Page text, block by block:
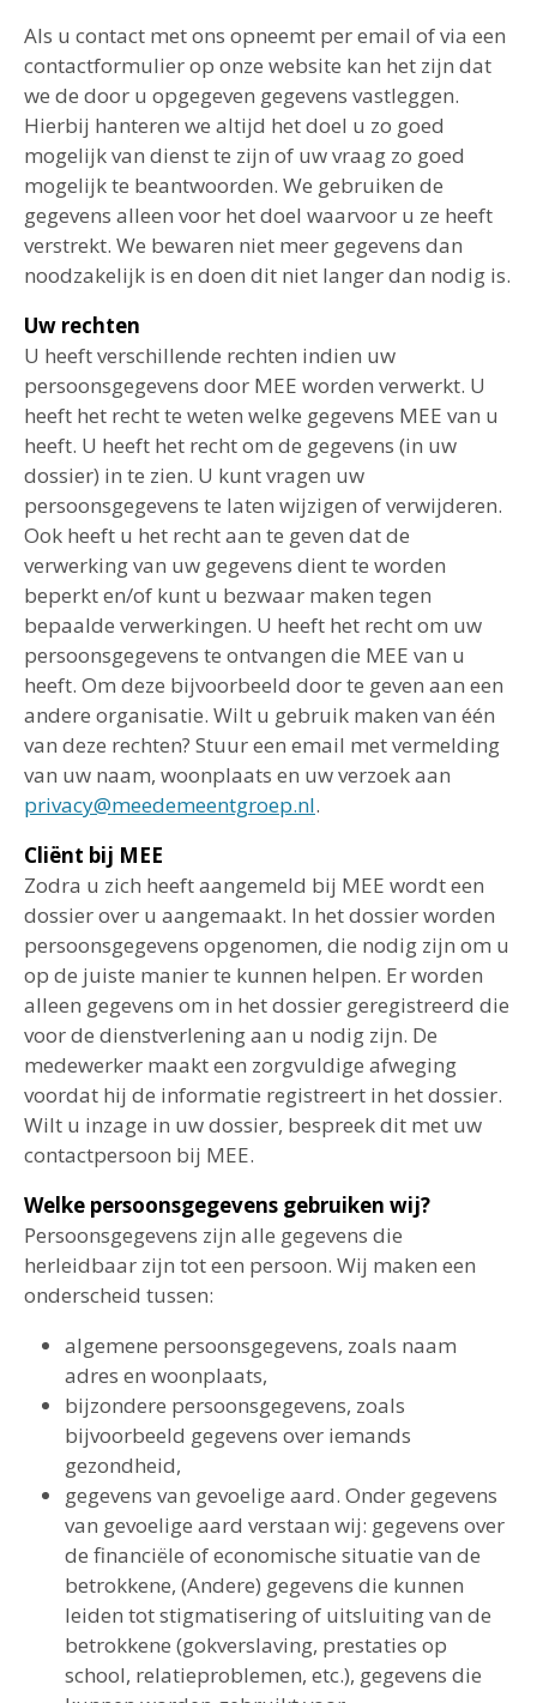
Als u contact met ons opneemt per email of via een
contactformulier op onze website kan het zijn dat
we de door u opgegeven gegevens vastleggen.
Hierbij hanteren we altijd het doel u zo goed
mogelijk van dienst te zijn of uw vraag zo goed
mogelijk te beantwoorden. We gebruiken de
gegevens alleen voor het doel waarvoor u ze heeft
verstrekt. We bewaren niet meer gegevens dan
noodzakelijk is en doen dit niet langer dan nodig is.
Uw rechten
U heeft verschillende rechten indien uw
persoonsgegevens door MEE worden verwerkt. U
heeft het recht te weten welke gegevens MEE van u
heeft. U heeft het recht om de gegevens (in uw
dossier) in te zien. U kunt vragen uw
persoonsgegevens te laten wijzigen of verwijderen.
Ook heeft u het recht aan te geven dat de
verwerking van uw gegevens dient te worden
beperkt en/of kunt u bezwaar maken tegen
bepaalde verwerkingen. U heeft het recht om uw
persoonsgegevens te ontvangen die MEE van u
heeft. Om deze bijvoorbeeld door te geven aan een
andere organisatie. Wilt u gebruik maken van één
van deze rechten? Stuur een email met vermelding
van uw naam, woonplaats en uw verzoek aan
privacy@meedemeentgroep.nl.
Cliënt bij MEE
Zodra u zich heeft aangemeld bij MEE wordt een
dossier over u aangemaakt. In het dossier worden
persoonsgegevens opgenomen, die nodig zijn om u
op de juiste manier te kunnen helpen. Er worden
alleen gegevens om in het dossier geregistreerd die
voor de dienstverlening aan u nodig zijn. De
medewerker maakt een zorgvuldige afweging
voordat hij de informatie registreert in het dossier.
Wilt u inzage in uw dossier, bespreek dit met uw
contactpersoon bij MEE.
Welke persoonsgegevens gebruiken wij?
Persoonsgegevens zijn alle gegevens die
herleidbaar zijn tot een persoon. Wij maken een
onderscheid tussen:
algemene persoonsgegevens, zoals naam
adres en woonplaats,
bijzondere persoonsgegevens, zoals
bijvoorbeeld gegevens over iemands
gezondheid,
gegevens van gevoelige aard. Onder gegevens
van gevoelige aard verstaan wij: gegevens over
de financiële of economische situatie van de
betrokkene, (Andere) gegevens die kunnen
leiden tot stigmatisering of uitsluiting van de
betrokkene (gokverslaving, prestaties op
school, relatieproblemen, etc.), gegevens die